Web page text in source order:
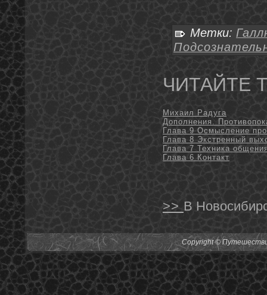
Метки:
ЧИТАЙТЕ
Михаил Радуга
Дополнения.
Глава 9 Осмысление
Глава 8 Экстренный
Глава 7 Техника
Глава 6 Контакт
>> В
Copyright ©